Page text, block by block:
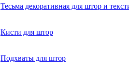
Тесьма декоративная для штор и
Кисти для штор
Подхваты для штор